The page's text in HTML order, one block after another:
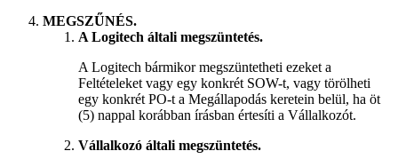
MEGSZŰNÉS.
A Logitech általi megszüntetés.
A Logitech bármikor megszüntetheti ezeket a
Feltételeket vagy egy konkrét SOW-t, vagy törölheti
egy konkrét PO-t a Megállapodás keretein belül, ha öt
(5) nappal korábban írásban értesíti a Vállalkozót.
Vállalkozó általi megszüntetés.